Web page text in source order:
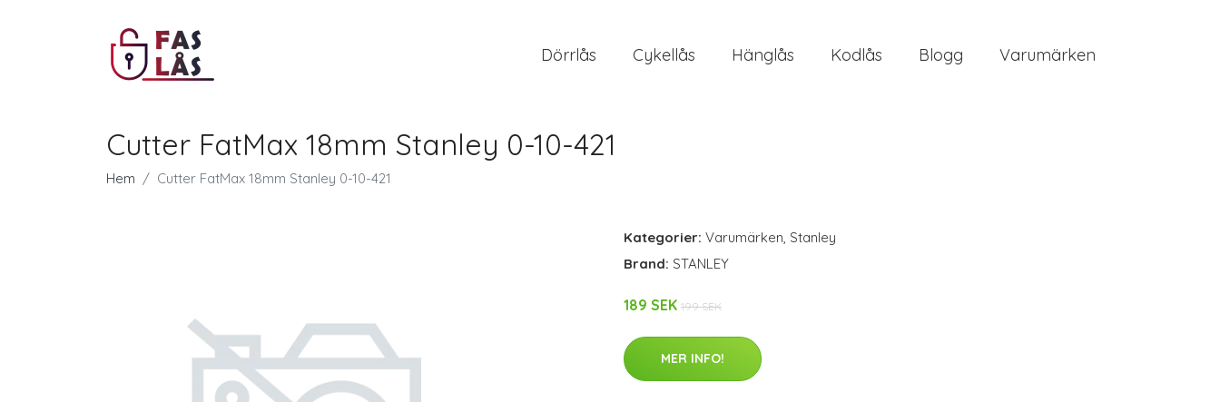
Dörrlås Cykellås Hänglås Kodlås Blogg Varumärken
Cutter FatMax 18mm Stanley 0-10-421
Hem Cutter FatMax 18mm Stanley 0-10-421
Kategorier: Varumärken, Stanley
Brand: STANLEY
189 SEK 199 SEK
MER INFO!